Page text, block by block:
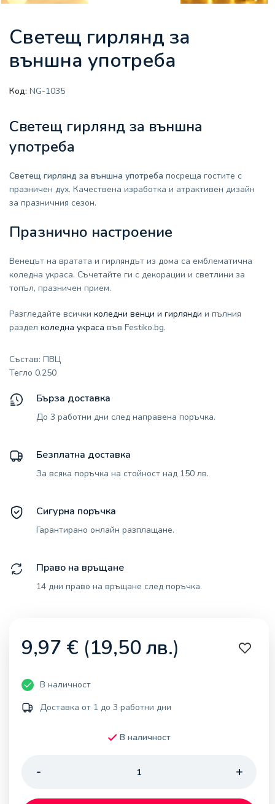
Светещ гирлянд за
външна употреба
Код: NG-1035
Светещ гирлянд за външна
употреба
Светещ гирлянд за външна употреба посреща гостите с
празничен дух. Качествена изработка и атрактивен дизайн
за празничния сезон.
Празнично настроение
Венецът на вратата и гирляндът из дома са емблематична
коледна украса. Съчетайте ги с декорации и светлини за
топъл, празничен прием.
Разгледайте всички коледни венци и гирлянди и пълния
раздел коледна украса във Festiko.bg.
Състав: ПВЦ
Тегло 0.250
Бърза доставка
До 3 работни дни след направена поръчка.
Безплатна доставка
За всяка поръчка на стойност над 150 лв.
Сигурна поръчка
Гарантирано онлайн разплащане.
Право на връщане
14 дни право на връщане след поръчка.
9,97 € (19,50лв.)
В наличност
Доставка от 1 до 3 работни дни
В наличност